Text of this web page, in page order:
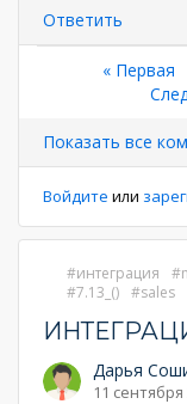
Ответить
страниц
Первая
страница
« Первая
Показать все
Войдите или
интеграция
7.13_()
sales
Дарья
11 сентября